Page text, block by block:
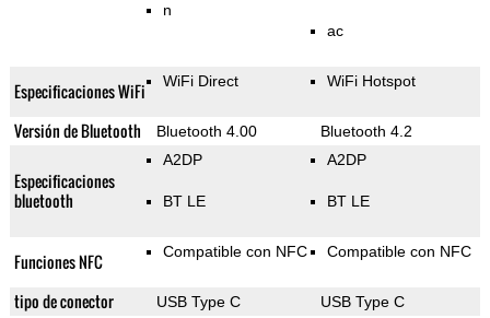
n
ac
Especificaciones WiFi WiFi Direct WiFi Hotspot
Versión de Bluetooth Bluetooth 4.00 Bluetooth 4.2
Especificaciones
bluetooth
A2DP
BT LE
A2DP
BT LE
Funciones NFC Compatible con NFC Compatible con NFC
tipo de conector USB Type C USB Type C